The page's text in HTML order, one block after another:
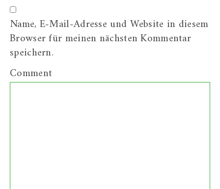
Name, E-Mail-Adresse und Website in diesem
Browser für meinen nächsten Kommentar
speichern.
Comment